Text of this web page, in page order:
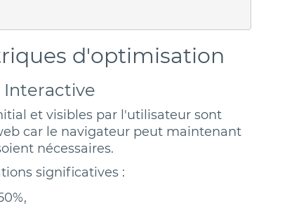
d'optimisation
Interactive
et visibles par l'utilisateur sont
car le navigateur peut maintenant
nécessaires.
significatives :